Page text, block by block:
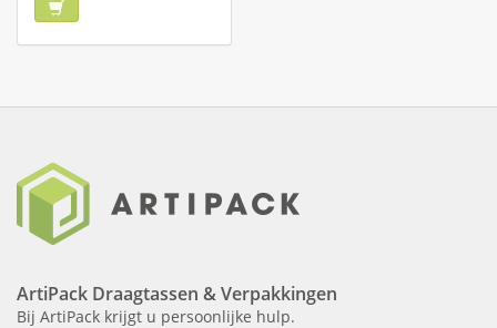
ArtiPack Draagtassen & Verpakkingen
Bij ArtiPack krijgt u persoonlijke hulp.